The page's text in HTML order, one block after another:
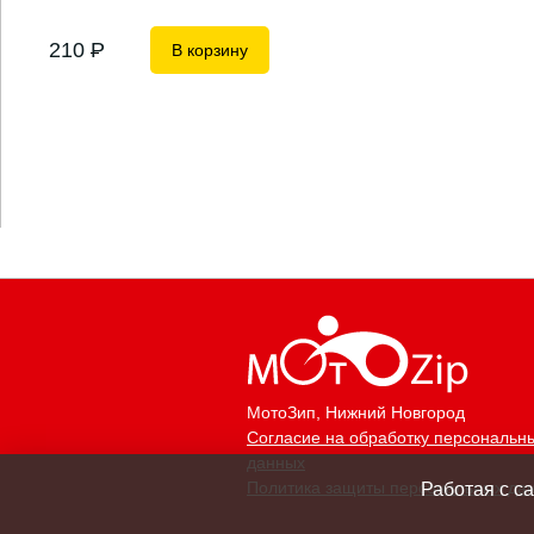
210 P В корзину
МотоЗип , Нижний Новгород
Согласие на обработку
данных
Политика защиты персональных
Работая с